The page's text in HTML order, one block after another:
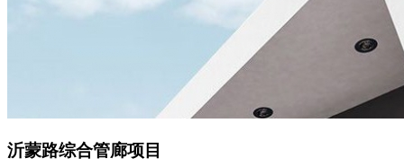
沂蒙路综合管廊项目